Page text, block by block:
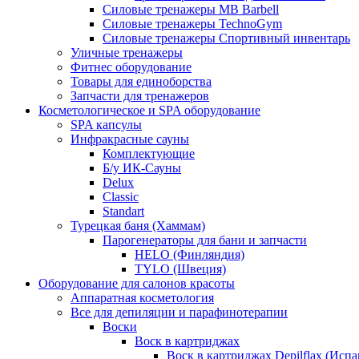
Силовые тренажеры MB Barbell
Силовые тренажеры TechnoGym
Силовые тренажеры Спортивный инвентарь
Уличные тренажеры
Фитнес оборудование
Товары для единоборства
Запчасти для тренажеров
Косметологическое и SPA оборудование
SPA капсулы
Инфракрасные сауны
Комплектующие
Б/у ИК-Сауны
Delux
Classic
Standart
Турецкая баня (Хаммам)
Парогенераторы для бани и запчасти
HELO (Финляндия)
TYLO (Швеция)
Оборудование для салонов красоты
Аппаратная косметология
Все для депиляции и парафинотерапии
Воски
Воск в картриджах
Воск в картриджах Depilflax